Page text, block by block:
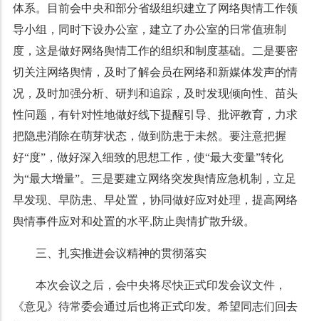
体系。目前会中央和部分省级组织建立了网络舆情工作领
导小组，同时下设办公室，建立了办公室的日常值班制
度，这是做好网络舆情工作的组织和制度基础。二是要密
切关注网络舆情，及时了解会员在网络和新媒体发声的情
况，及时加强分析、研判和追踪，及时发现倾向性、苗头
性问题，有针对性地做好线下提醒引导、批评教育，力求
把隐患消除在萌芽状态，做到防患于未然。要注意把握
好“度”，做好深入细致的思想工作，使“最大变量”转化
为“最大增量”。三是要建立网络突发舆情应急机制，立足
早发现、早防患、早处置，协同做好应对处理，提高网络
舆情事件应对和处置的水平,防止舆情扩散升级。
三、扎实推进会议精神的贯彻落实
本次会议之后，会中央将尽快正式印发会议文件，
《意见》待常委会通过后也将正式印发。希望同志们回去